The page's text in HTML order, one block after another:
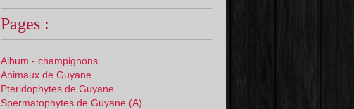
Pages :
Album - champignons
Animaux de Guyane
Pteridophytes de Guyane
Spermatophytes de Guyane (A)